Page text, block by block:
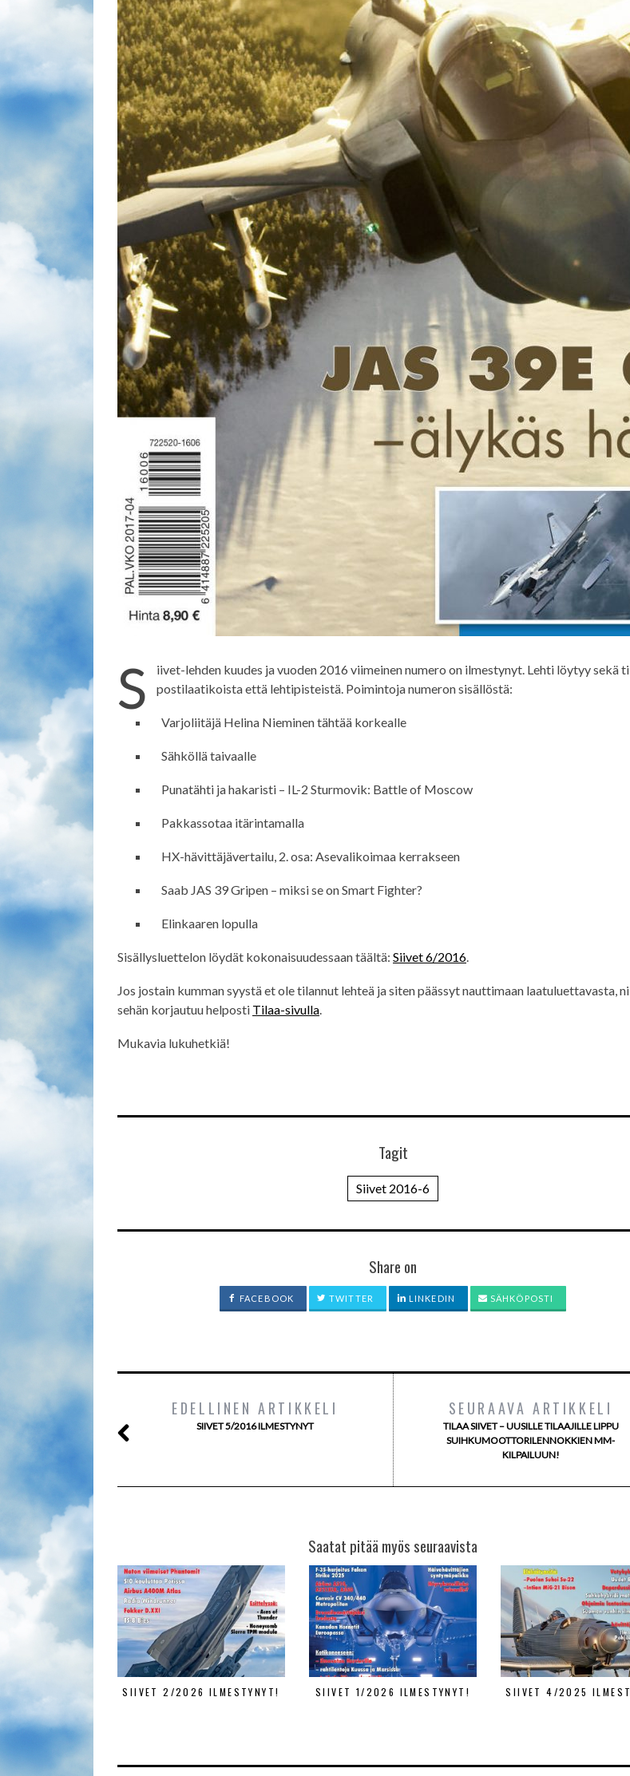
S
iivet-lehden kuudes ja vuoden 2016 viimeinen numero on ilmestynyt. Lehti löytyy sekä
postilaatikoista että lehtipisteistä. Poimintoja numeron sisällöstä:
Varjoliitäjä Helina Nieminen tähtää korkealle
Sähköllä taivaalle
Punatähti ja hakaristi – IL-2 Sturmovik: Battle of Moscow
Pakkassotaa itärintamalla
HX-hävittäjävertailu, 2. osa: Asevalikoimaa kerrakseen
Saab JAS 39 Gripen – miksi se on Smart Fighter?
Elinkaaren lopulla
Sisällysluettelon löydät kokonaisuudessaan täältä: Siivet 6/2016.
Jos jostain kumman syystä et ole tilannut lehteä ja siten päässyt nauttimaan laatuluettavasta,
sehän korjautuu helposti Tilaa-sivulla.
Mukavia lukuhetkiä!
Tagit
Siivet 2016-6
Share on
FACEBOOK TWITTER LINKEDIN SÄHKÖPOSTI
EDELLINEN ARTIKKELI
SIIVET 5/2016 ILMESTYNYT
SEURAAVA ARTIKKELI
TILAA SIIVET – UUSILLE TILAAJILLE LIPPU
SUIHKUMOOTTORILENNOKKIEN MM-
KILPAILUUN!
Saatat pitää myös seuraavista
SIIVET 2/2026 ILMESTYNYT! SIIVET 1/2026 ILMESTYNYT! SIIVET 4/2025